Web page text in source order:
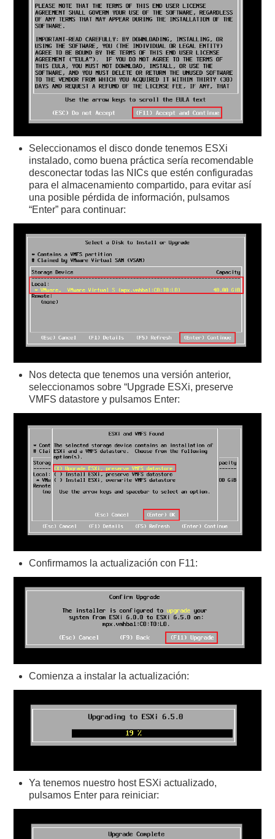
Seleccionamos el disco donde tenemos ESXi
instalado, como buena práctica sería recomendable
desconectar todas las NICs que estén configuradas
para el almacenamiento compartido, para evitar así
una posible pérdida de información, pulsamos
“Enter” para continuar:
Nos detecta que tenemos una versión anterior,
seleccionamos sobre “Upgrade ESXi, preserve
VMFS datastore y pulsamos Enter:
Confirmamos la actualización con F11:
Comienza a instalar la actualización:
Ya tenemos nuestro host ESXi actualizado,
pulsamos Enter para reiniciar: